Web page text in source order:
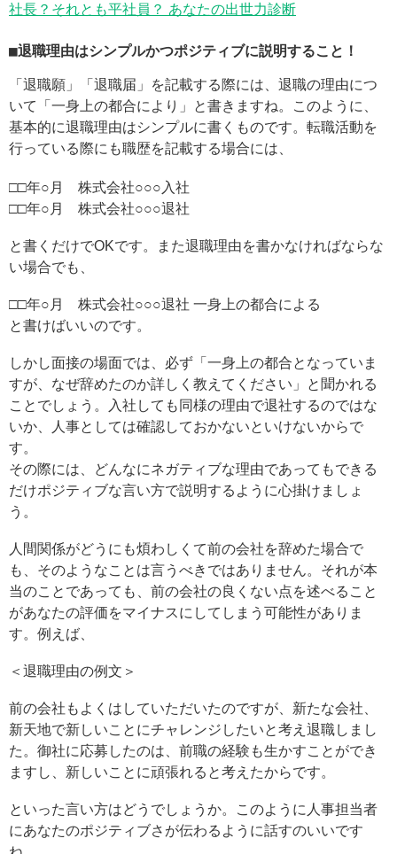
社長？それとも平社員？ あなたの出世力診断
■退職理由はシンプルかつポジティブに説明すること！
「退職願」「退職届」を記載する際には、退職の理由につ
いて「一身上の都合により」と書きますね。このように、
基本的に退職理由はシンプルに書くものです。転職活動を
行っている際にも職歴を記載する場合には、
□□年○月 株式会社○○○入社
□□年○月 株式会社○○○退社
と書くだけでOKです。また退職理由を書かなければならな
い場合でも、
□□年○月 株式会社○○○退社 一身上の都合による
と書けばいいのです。
しかし面接の場面では、必ず「一身上の都合となっていま
すが、なぜ辞めたのか詳しく教えてください」と聞かれる
ことでしょう。入社しても同様の理由で退社するのではな
いか、人事としては確認しておかないといけないからで
す。
その際には、どんなにネガティブな理由であってもできる
だけポジティブな言い方で説明するように心掛けましょ
う。
人間関係がどうにも煩わしくて前の会社を辞めた場合で
も、そのようなことは言うべきではありません。それが本
当のことであっても、前の会社の良くない点を述べること
があなたの評価をマイナスにしてしまう可能性がありま
す。例えば、
＜退職理由の例文＞
前の会社もよくはしていただいたのですが、新たな会社、
新天地で新しいことにチャレンジしたいと考え退職しまし
た。御社に応募したのは、前職の経験も生かすことができ
ますし、新しいことに頑張れると考えたからです。
といった言い方はどうでしょうか。このように人事担当者
にあなたのポジティブさが伝わるように話すのいいです